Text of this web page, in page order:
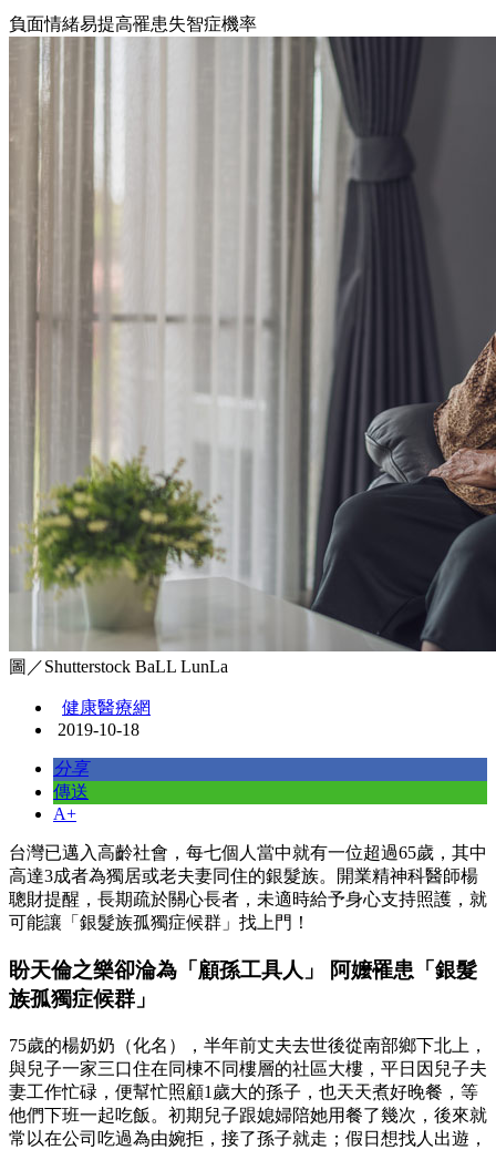
負面情緒易提高罹患失智症機率
圖／Shutterstock BaLL LunLa
健康醫療網
2019-10-18
分享
傳送
A+
台灣已邁入高齡社會，每七個人當中就有一位超過65歲，其中
高達3成者為獨居或老夫妻同住的銀髮族。開業精神科醫師楊
聰財提醒，長期疏於關心長者，未適時給予身心支持照護，就
可能讓「銀髮族孤獨症候群」找上門！
盼天倫之樂卻淪為「顧孫工具人」 阿嬤罹患「銀髮
族孤獨症候群」
75歲的楊奶奶（化名），半年前丈夫去世後從南部鄉下北上，
與兒子一家三口住在同棟不同樓層的社區大樓，平日因兒子夫
妻工作忙碌，便幫忙照顧1歲大的孫子，也天天煮好晚餐，等
他們下班一起吃飯。初期兒子跟媳婦陪她用餐了幾次，後來就
常以在公司吃過為由婉拒，接了孫子就走；假日想找人出遊，